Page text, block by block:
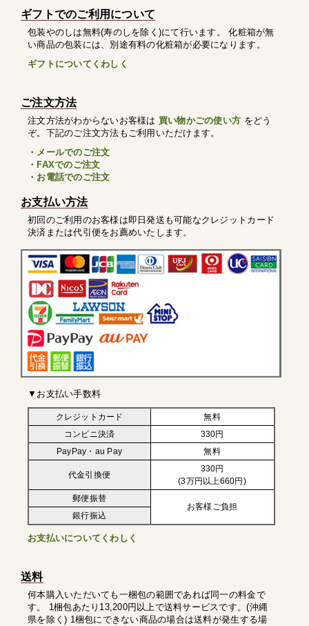
ギフトでのご利用について
包装やのしは無料(寿のしを除く)にて行います。 化粧箱が無
い商品の包装には、別途有料の化粧箱が必要になります。
ギフトについてくわしく
ご注文方法
注文方法がわからないお客様は 買い物かごの使い方 をどう
ぞ。下記のご注文方法もご利用いただけます。
・ メールでのご注文
・ FAXでのご注文
・ お電話でのご注文
お支払い方法
初回のご利用のお客様は即日発送も可能なクレジットカード
決済または代引便をお薦めいたします。
▼お支払い手数料
クレジットカード
無料
コンビニ決済
330円
PayPay・au Pay
無料
代金引換便
330円
(3万円以上660円)
郵便振替
お客様ご負担
銀行振込
お支払いについてくわしく
送料
何本購入いただいても一梱包の範囲であれば同一の料金で
す。 1梱包あたり13,200円以上で送料サービスです。(沖縄
県を除く) 1梱包にできない商品の場合は送料が発生する場